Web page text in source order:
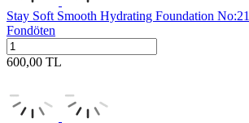
Stay Soft Smooth Hydrating Foundation
Fondöten
600,00 TL